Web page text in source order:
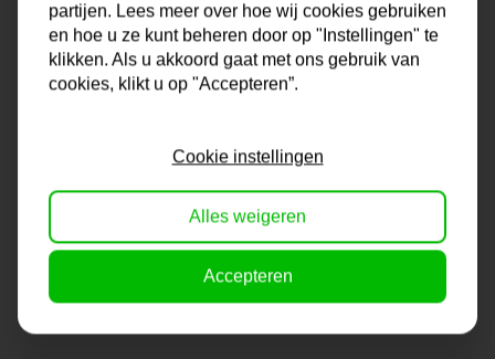
bij Artdeals is daarom altijd een tikje eigenwijs en ook uniek te
noemen. Zit het juiste schilderij er niet voor je bij? Neem contact
met ons op en we bekijken samen met jou de mogelijkheden!
Gratis verzending vanaf €99,95!
Specificaties
partijen. Lees meer over hoe wij cookies gebruiken
en hoe u ze kunt beheren door op "Instellingen" te
klikken. Als u akkoord gaat met ons gebruik van
cookies, klikt u op "Accepteren”.
Cookie instellingen
Alles weigeren
Accepteren